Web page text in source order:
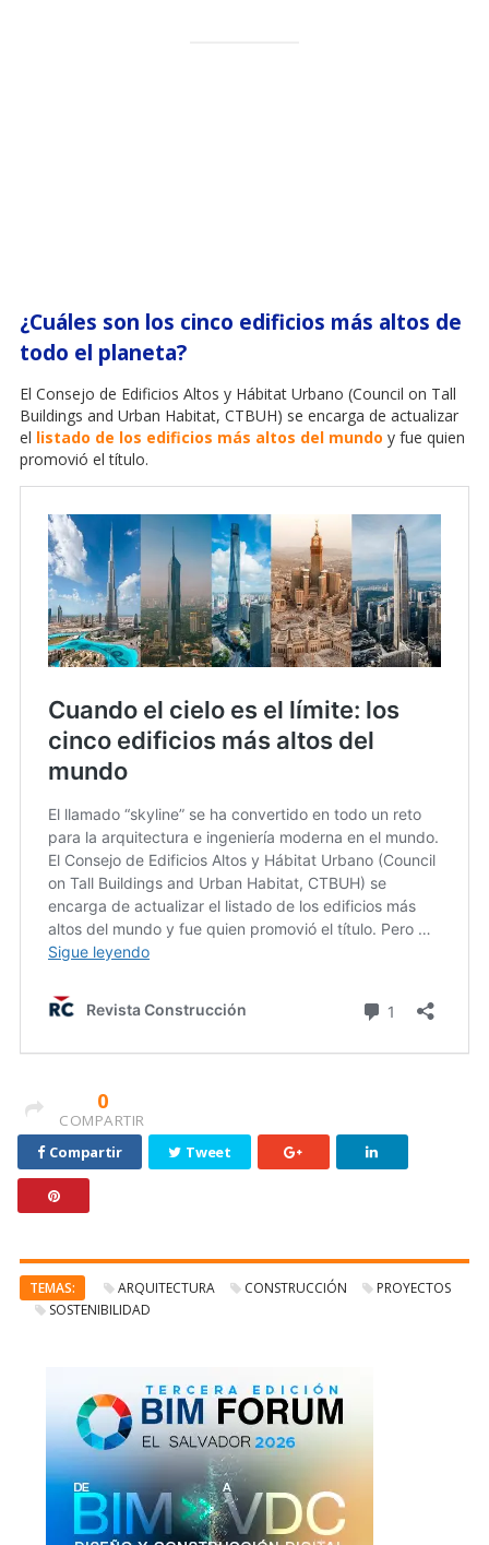
¿Cuáles son los cinco edificios más altos de
todo el planeta?
El Consejo de Edificios Altos y Hábitat Urbano (Council on Tall
Buildings and Urban Habitat, CTBUH) se encarga de actualizar
el listado de los edificios más altos del mundo y fue quien
promovió el título.
0
COMPARTIR
Compartir
Tweet
TEMAS: ARQUITECTURA CONSTRUCCIÓN
PROYECTOS
SOSTENIBILIDAD